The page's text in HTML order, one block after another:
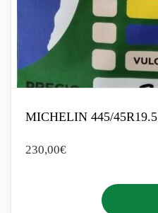
MICHELIN 445/45R19.5
230,00€